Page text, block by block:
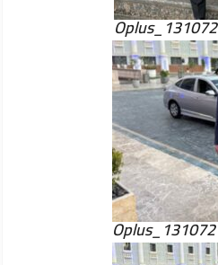
Oplus_131072
Oplus_131072